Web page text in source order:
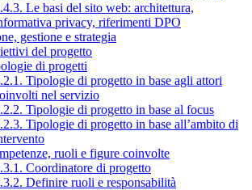
Le basi del sito web: architettura,
privacy, riferimenti DPO
gestione e strategia
del progetto
di progetti
Tipologie di progetto in base agli attori
nel servizio
Tipologie di progetto in base al focus
Tipologie di progetto in base all’ambito di
ruoli e figure coinvolte
Coordinatore di progetto
Definire ruoli e responsabilità